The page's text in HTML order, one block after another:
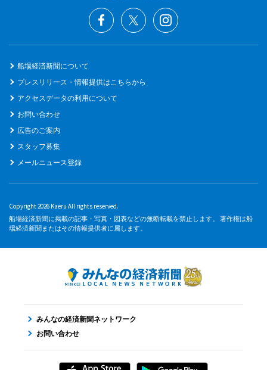
船場経済新聞について
プレスリリース・情報提供はこちらから
アクセスデータの利用について
お問い合わせ
広告のご案内
スタッフ募集
メールニュース登録
Copyright 2026 Kaeru All rights reserved.
船場経済新聞に掲載の記事・写真・図表などの無断転載を禁止します。 著作権は船
場経済新聞またはその情報提供者に属します。
みんなの経済新聞ネットワーク
お問い合わせ